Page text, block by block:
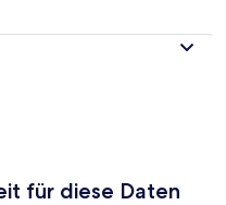
für diese Daten